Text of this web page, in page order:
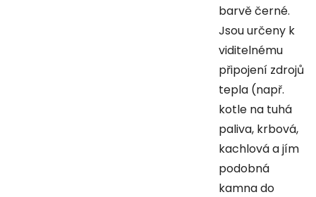
barvě černé.
Jsou určeny k
viditelnému
připojení zdrojů
tepla (např.
kotle na tuhá
paliva, krbová,
kachlová a jím
podobná
kamna do